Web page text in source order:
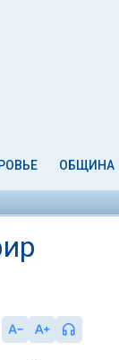
ОБЩИНА